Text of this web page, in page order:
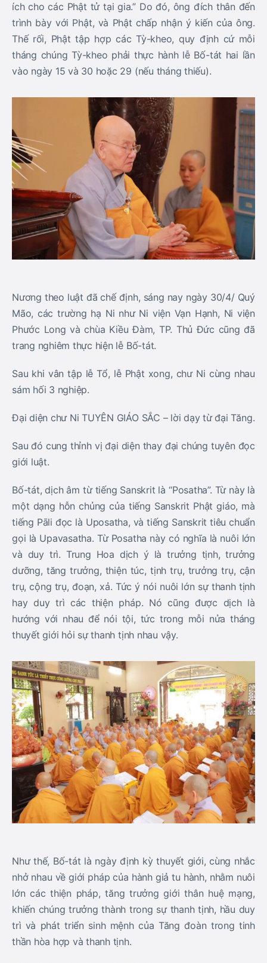
ích cho các Phật tử tại gia.” Do đó, ông đích thân đến
trình bày với Phật, và Phật chấp nhận ý kiến của ông.
Thế rối, Phật tập hợp các Tỳ-kheo, quy định cứ mỗi
tháng chúng Tỳ-kheo phải thực hành lễ Bố-tát hai lần
vào ngày 15 và 30 hoặc 29 (nếu tháng thiếu).
Nương theo luật đã chế định, sáng nay ngày 30/4/ Quý
Mão, các trường hạ Ni như Ni viện Vạn Hạnh, Ni viện
Phước Long và chùa Kiều Đàm, TP. Thủ Đức cũng đã
trang nghiêm thực hiện lễ Bố-tát.
Sau khi vân tập lễ Tổ, lễ Phật xong, chư Ni cùng nhau
sám hối 3 nghiệp.
Đại diện chư Ni TUYÊN GIÁO SẮC – lời dạy từ đại Tăng.
Sau đó cung thỉnh vị đại diện thay đại chúng tuyên đọc
giới luật.
Bố-tát, dịch âm từ tiếng Sanskrit là “Posatha”. Từ này là
một dạng hỗn chủng của tiếng Sanskrit Phật giáo, mà
tiếng Pāli đọc là Uposatha, và tiếng Sanskrit tiêu chuẩn
gọi là Upavasatha. Từ Posatha này có nghĩa là nuôi lớn
và duy trì. Trung Hoa dịch ý là trưởng tịnh, trưởng
dưỡng, tăng trưởng, thiện túc, tịnh trụ, trưởng trụ, cận
trụ, cộng trụ, đoạn, xả. Tức ý nói nuôi lớn sự thanh tịnh
hay duy trì các thiện pháp. Nó cũng được dịch là
hướng với nhau để nói tội, tức trong mỗi nửa tháng
thuyết giới hỏi sự thanh tịnh nhau vậy.
Như thế, Bố-tát là ngày định kỳ thuyết giới, cùng nhắc
nhở nhau về giới pháp của hành giả tu hành, nhằm nuôi
lớn các thiện pháp, tăng trưởng giới thân huệ mạng,
khiến chúng trưởng thành trong sự thanh tịnh, hầu duy
trì và phát triển sinh mệnh của Tăng đoàn trong tinh
thần hòa hợp và thanh tịnh.